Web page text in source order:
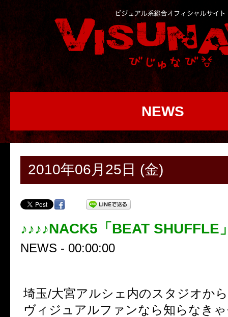
NEWS
2010年06月25日 (金)
♪♪♪♪NACK5「BEAT SHUFFLE
NEWS - 00:00:00
埼玉/大宮アルシェ内のスタジオか
ヴィジュアルファンなら知らなき